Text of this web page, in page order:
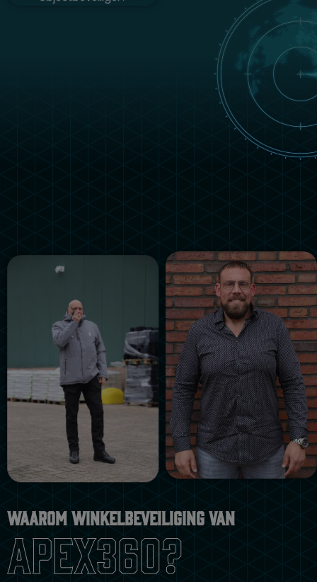
Waarom winkelbeveiliging van
apex360?